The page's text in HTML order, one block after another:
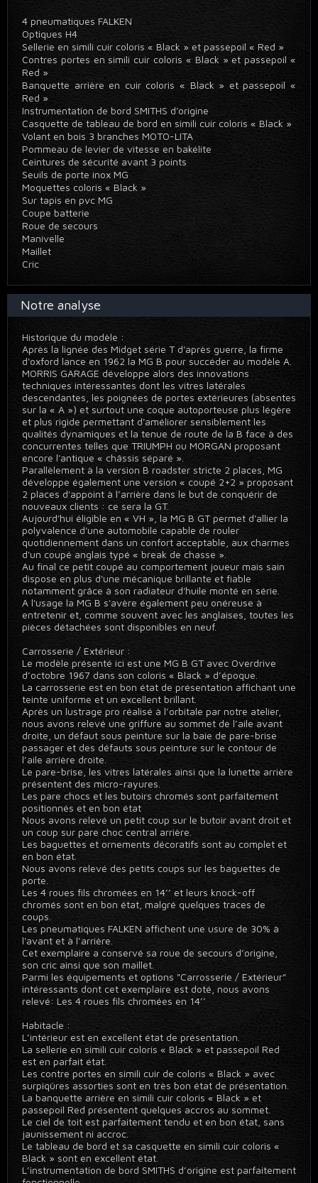
4 pneumatiques FALKEN
Optiques H4
Sellerie en simili cuir coloris « Black » et passepoil « Red »
Contres portes en simili cuir coloris « Black » et passepoil «
Red »
Banquette arrière en cuir coloris « Black » et passepoil «
Red »
Instrumentation de bord SMITHS d'origine
Casquette de tableau de bord en simili cuir coloris « Black »
Volant en bois 3 branches MOTO-LITA
Pommeau de levier de vitesse en bakélite
Ceintures de sécurité avant 3 points
Seuils de porte inox MG
Moquettes coloris « Black »
Sur tapis en pvc MG
Coupe batterie
Roue de secours
Manivelle
Maillet
Cric
Notre analyse
Historique du modèle :
Après la lignée des Midget série T d'après guerre, la firme
d'oxford lance en 1962 la MG B pour succéder au modèle A.
MORRIS GARAGE développe alors des innovations
techniques intéressantes dont les vitres latérales
descendantes, les poignées de portes extérieures (absentes
sur la « A ») et surtout une coque autoporteuse plus légère
et plus rigide permettant d'améliorer sensiblement les
qualités dynamiques et la tenue de route de la B face à des
concurrentes telles que TRIUMPH ou MORGAN proposant
encore l'antique « châssis séparé ».
Parallèlement à la version B roadster stricte 2 places, MG
développe également une version « coupé 2+2 » proposant
2 places d'appoint à l’arrière dans le but de conquérir de
nouveaux clients : ce sera la GT.
Aujourd'hui éligible en « VH », la MG B GT permet d'allier la
polyvalence d'une automobile capable de rouler
quotidiennement dans un confort acceptable, aux charmes
d'un coupé anglais typé « break de chasse ».
Au final ce petit coupé au comportement joueur mais sain
dispose en plus d'une mécanique brillante et fiable
notamment grâce à son radiateur d'huile monté en série.
A l'usage la MG B s'avère également peu onéreuse à
entretenir et, comme souvent avec les anglaises, toutes les
pièces détachées sont disponibles en neuf.
Carrosserie / Extérieur :
Le modèle présenté ici est une MG B GT avec Overdrive
d’octobre 1967 dans son coloris « Black » d’époque.
La carrosserie est en bon état de présentation affichant une
teinte uniforme et un excellent brillant.
Après un lustrage pro réalisé à l’orbitale par notre atelier,
nous avons relevé une griffure au sommet de l’aile avant
droite, un défaut sous peinture sur la baie de pare-brise
passager et des défauts sous peinture sur le contour de
l’aile arrière droite.
Le pare-brise, les vitres latérales ainsi que la lunette arrière
présentent des micro-rayures.
Les pare chocs et les butoirs chromés sont parfaitement
positionnés et en bon état
Nous avons relevé un petit coup sur le butoir avant droit et
un coup sur pare choc central arrière.
Les baguettes et ornements décoratifs sont au complet et
en bon état.
Nous avons relevé des petits coups sur les baguettes de
porte.
Les 4 roues fils chromées en 14’’ et leurs knock-off
chromés sont en bon état, malgré quelques traces de
coups.
Les pneumatiques FALKEN affichent une usure de 30% à
l'avant et à l’arrière.
Cet exemplaire a conservé sa roue de secours d’origine,
son cric ainsi que son maillet.
Parmi les équipements et options "Carrosserie / Extérieur"
intéressants dont cet exemplaire est doté, nous avons
relevé: Les 4 roues fils chromées en 14’’
Habitacle :
L’intérieur est en excellent état de présentation.
La sellerie en simili cuir coloris « Black » et passepoil Red
est en parfait état.
Les contre portes en simili cuir de coloris « Black » avec
surpiqûres assorties sont en très bon état de présentation.
La banquette arrière en simili cuir coloris « Black » et
passepoil Red présentent quelques accros au sommet.
Le ciel de toit est parfaitement tendu et en bon état, sans
jaunissement ni accroc.
Le tableau de bord et sa casquette en simili cuir coloris «
Black » sont en excellent état.
L’instrumentation de bord SMITHS d’origine est parfaitement